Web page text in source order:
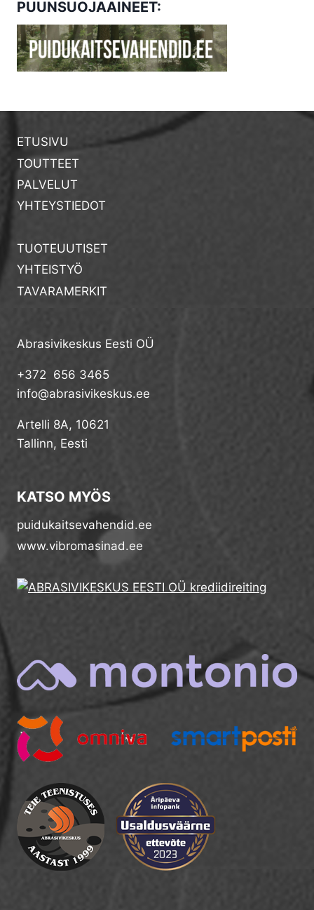
PUUNSUOJAAINEET:
ETUSIVU
TOUTTEET
PALVELUT
YHTEYSTIEDOT
TUOTEUUTISET
YHTEISTYÖ
TAVARAMERKIT
Abrasivikeskus Eesti OÜ
+372 656 3465
info@abrasivikeskus.ee
Artelli 8A, 10621
Tallinn, Eesti
KATSO MYÖS
puidukaitsevahendid.ee
www.vibromasinad.ee